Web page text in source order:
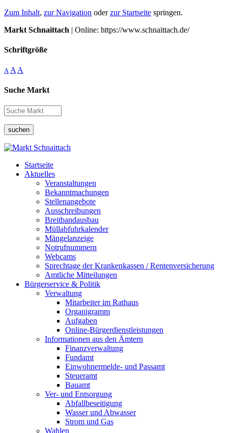
Zum Inhalt, zur Navigation oderzur Startseite springen.
Markt Schnaittach | Online: https://www.schnaittach.de/
Schriftgröße
A A A
Suche Markt
suchen
Startseite
Aktuelles
Veranstaltungen
Bekanntmachungen
Stellenangebote
Ausschreibungen
Breitbandausbau
Müllabfuhrkalender
Mängelanzeige
Notrufnummern
Webcams
Sprechtage der Krankenkassen / Rentenversicherung
Amtliche Mitteilungen
Bürgerservice & Politik
Verwaltung
Mitarbeiter im Rathaus
Organigramm
Aufgaben
Online-Bürgerdienstleistungen
Informationen aus den Ämtern
Finanzverwaltung
Fundamt
Einwohnermelde- und Passamt
Steueramt
Bauamt
Ver- und Entsorgung
Abfallbeseitigung
Wasser und Abwasser
Strom und Gas
Wahlen